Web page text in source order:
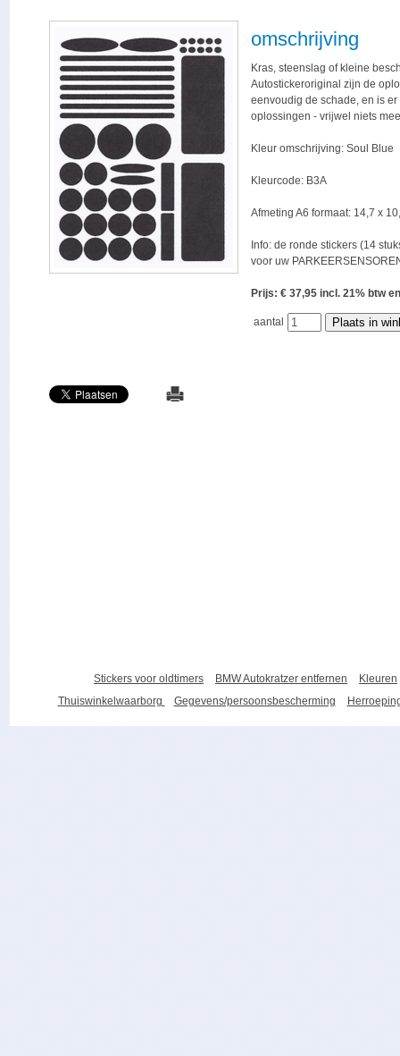
omschrijving
Kras, steenslag of kleine
Autostickeroriginal zijn de
eenvoudig de schade, en is
oplossingen - vrijwel niets
Kleur omschrijving: Soul Blue
Kleurcode: B3A
Afmeting A6 formaat: 14,7 x
Info: de ronde stickers (14
voor uw
Prijs: € 37,95 incl. 21% btw
aantal
Stickers voor oldtimers BMW Autokratzer entfernen
Kleuren
Thuiswinkelwaarborg
Gegevens/persoonsbescherming